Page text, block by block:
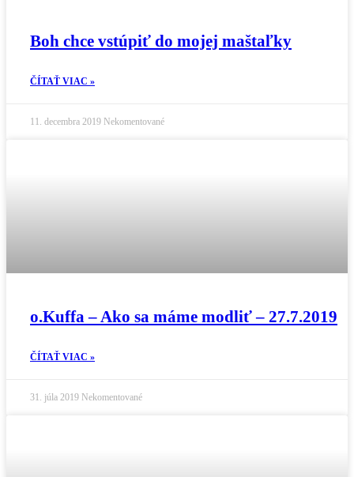
Boh chce vstúpiť do mojej maštaľky
ČÍTAŤ VIAC »
11. decembra 2019 Nekomentované
o.Kuffa – Ako sa máme modliť – 27.7.2019
ČÍTAŤ VIAC »
31. júla 2019 Nekomentované